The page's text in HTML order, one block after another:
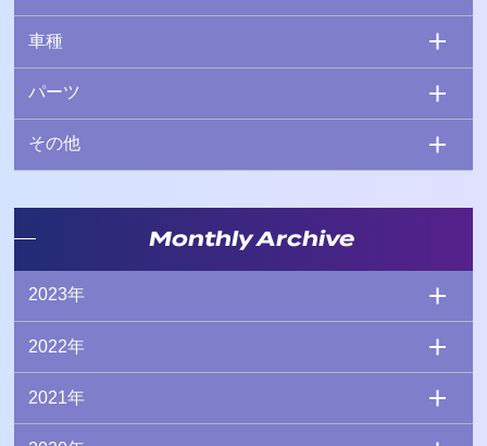
車種
パーツ
その他
Monthly Archive
2023年
2022年
2021年